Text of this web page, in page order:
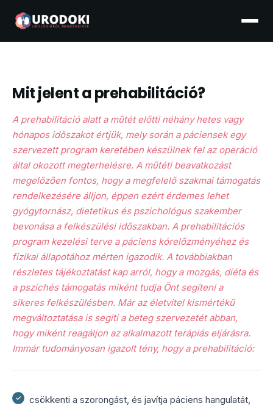
Mit jelent a prehabilitáció?
A prehabilitáció alatt a műtét előtti néhány hetes vagy
hónapos időszakot értjük, mely során a páciensek egy
szervezett program keretében készülnek fel az operáció
által okozott megterhelésre. A műtéti beavatkozást
megelőzően fontos, hogy a megfelelő szakmai támogatás
rendelkezésére álljon, éppen ezért érdemes lehet
gyógytornász, dietetikus és pszichológus szakember
bevonása a felkészülési időszakban. A prehabilitációs
program kezelési terve a páciens kórelőzményéhez és
fizikai állapotához mérten igazodik. A továbbiakban
részletes tájékoztatást kap arról, hogy a mozgás, diéta és
a pszichés támogatás miként tudja Önt segíteni a
sikeres felkészülésben. Már az életvitel kismértékű
megváltoztatása is segíti a beteg szervezetét abban,
hogy miként reagáljon az alkalmazott terápiás eljárásra.
Immár tudományosan igazolt tény, hogy a prehabilitáció:
csökkenti a szorongást, és javítja páciens hangulatát,